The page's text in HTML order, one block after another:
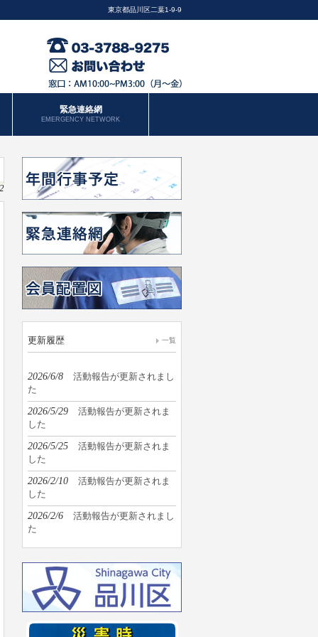
東京都品川区二葉1-9-9
緊急連絡網
EMERGENCY NETWORK
更新履歴 一覧
2026/6/8
活動報告が更新されまし
た
2026/5/29
活動報告が更新されま
した
2026/5/25
活動報告が更新されま
した
2026/2/10
活動報告が更新されま
した
2026/2/6
活動報告が更新されまし
た